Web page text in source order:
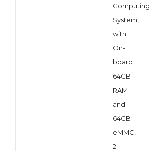
Computing
System,
with
On-
board
64GB
RAM
and
64GB
eMMC,
2